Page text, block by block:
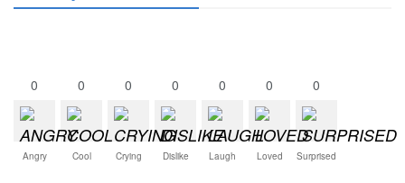
0
Angry
0
Cool
0
Crying
0
Dislike
0
Laugh
0
Loved
0
Surprised